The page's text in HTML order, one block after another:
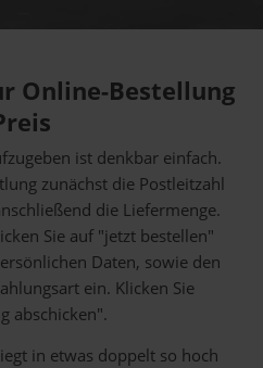
Online-Bestellung
ist denkbar einfach.
zunächst die Postleitzahl
die Liefermenge.
Sie auf "jetzt bestellen"
Daten, sowie den
ein. Klicken Sie
abschicken".
in etwas doppelt so hoch